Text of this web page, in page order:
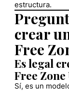
estructura.
crear
Free
Es legal
Free Zone
Sí, es un